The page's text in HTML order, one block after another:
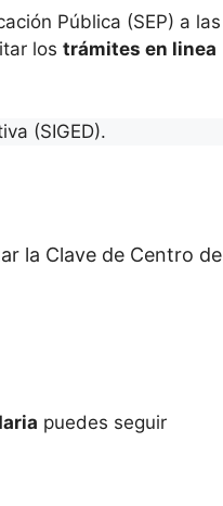
Pública (SEP) a las
los trámites en linea
(SIGED).
la Clave de Centro de
puedes seguir